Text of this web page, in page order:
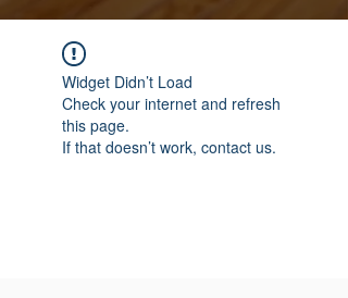
Widget Didn’t Load
Check your internet and refresh
this page.
If that doesn’t work, contact us.